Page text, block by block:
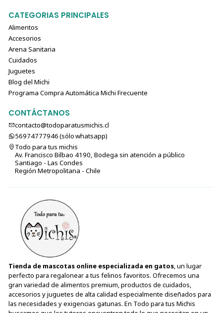
CATEGORIAS PRINCIPALES
Alimentos
Accesorios
Arena Sanitaria
Cuidados
Juguetes
Blog del Michi
Programa Compra Automática Michi Frecuente
CONTÁCTANOS
contacto@todoparatusmichis.cl
56974777946 (sólo⁣⁣⁣⁣⁣​​​​​​​​​​​​​​​ whatsapp)
Todo para tus michis
Av. Francisco Bilbao 4190, Bodega sin atención a público
Santiago - Las Condes
Región Metropolitana - Chile
Tienda de mascotas online especializada en gatos, un lugar
perfecto para regalonear a tus felinos favoritos. Ofrecemos una
gran variedad de alimentos premium, productos de cuidados,
accesorios y juguetes de alta calidad especialmente diseñados para
las necesidades y exigencias gatunas. En Todo para tus Michis